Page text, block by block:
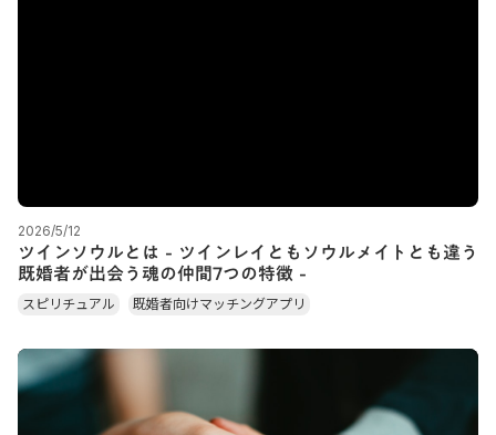
2026/5/12
ツインソウルとは - ツインレイともソウルメイトとも違う
既婚者が出会う魂の仲間7つの特徴 -
スピリチュアル 既婚者向けマッチングアプリ